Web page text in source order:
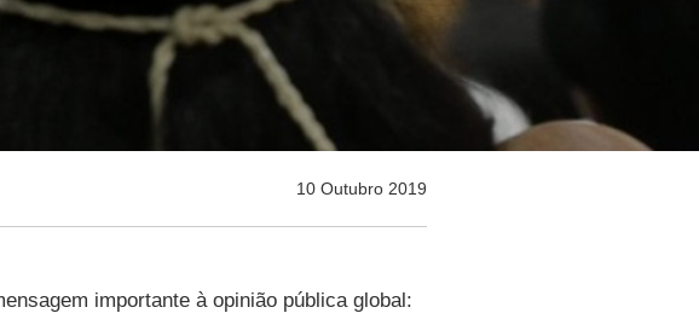
10 Outubro 2019
importante à opinião pública global: